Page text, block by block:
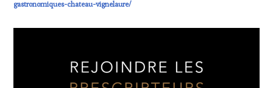
gastronomiques-chateau-vignelaure/